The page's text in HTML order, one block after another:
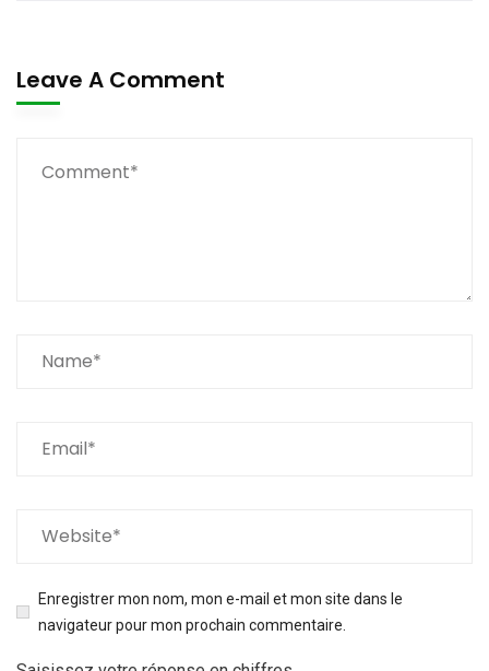
Leave A Comment
Enregistrer mon nom, mon e-mail et mon site dans le
navigateur pour mon prochain commentaire.